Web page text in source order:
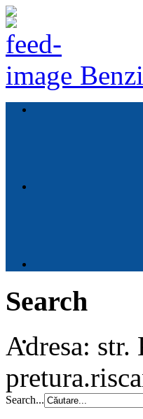
Benzi
Search
Adresa:
Search...